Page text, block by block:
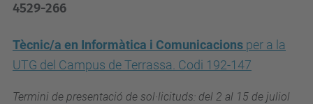
4529-266
Tècnic/a en Informàtica i Comunicacions per a la
UTG del Campus de Terrassa. Codi 192-147
Termini de presentació de sol·licituds: del 2 al 15 de juliol